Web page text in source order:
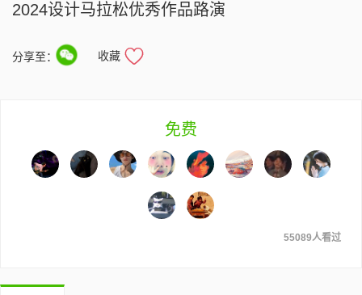
2024设计马拉松优秀作品路演
分享至： 收藏
免费
55089人看过